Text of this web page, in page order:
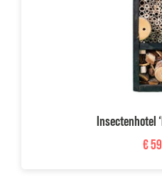
Insectenhotel
€